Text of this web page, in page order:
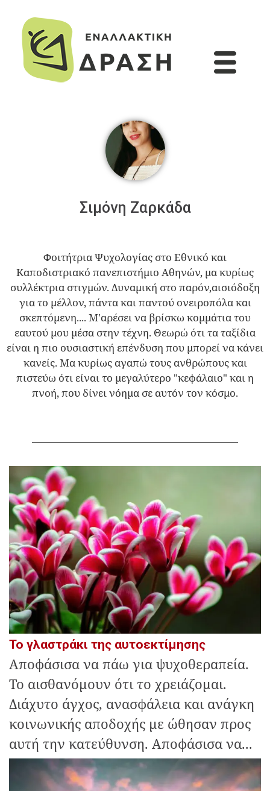
Σιμόνη Ζαρκάδα
Φοιτήτρια Ψυχολογίας στο Εθνικό και
Καποδιστριακό πανεπιστήμιο Αθηνών, μα κυρίως
συλλέκτρια στιγμών. Δυναμική στο παρόν,αισιόδοξη
για το μέλλον, πάντα και παντού ονειροπόλα και
σκεπτόμενη.... Μ'αρέσει να βρίσκω κομμάτια του
εαυτού μου μέσα στην τέχνη. Θεωρώ ότι τα ταξίδια
είναι η πιο ουσιαστική επένδυση που μπορεί να κάνει
κανείς. Μα κυρίως αγαπώ τους ανθρώπους και
πιστεύω ότι είναι το μεγαλύτερο "κεφάλαιο" και η
πνοή, που δίνει νόημα σε αυτόν τον κόσμο.
Το γλαστράκι της αυτοεκτίμησης
Αποφάσισα να πάω για ψυχοθεραπεία.
Το αισθανόμουν ότι το χρειάζομαι.
Διάχυτο άγχος, ανασφάλεια και ανάγκη
κοινωνικής αποδοχής με ώθησαν προς
αυτή την κατεύθυνση. Αποφάσισα να...